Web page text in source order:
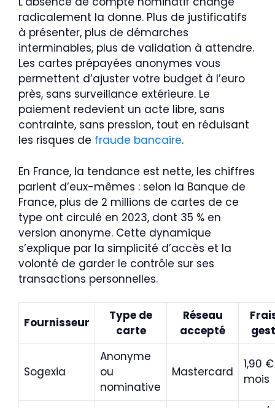
radicalement la donne. Plus de justificatifs
à présenter, plus de démarches
interminables, plus de validation à attendre.
Les cartes prépayées anonymes vous
permettent d’ajuster votre budget à l’euro
près, sans surveillance extérieure. Le
paiement redevient un acte libre, sans
contrainte, sans pression, tout en réduisant
les risques de fraude bancaire.
En France, la tendance est nette, les chiffres
parlent d’eux-mêmes : selon la Banque de
France, plus de 2 millions de cartes de ce
type ont circulé en 2023, dont 35 % en
version anonyme. Cette dynamique
s’explique par la simplicité d’accès et la
volonté de garder le contrôle sur ses
transactions personnelles.
Fournisseur
Type de
carte
Réseau
accepté
Sogexia
Anonyme
ou
nominative
Mastercard
1,90
mois